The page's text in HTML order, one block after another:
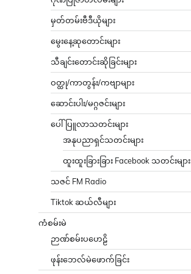
မှတ်တမ်းဗီဒီယိုများ
မွေးနေ့ဆုတောင်းများ
သီချင်းတောင်းဆိုခြင်းများ
ဝတ္ထု/ကာတွန်း/ကဗျာများ
ဆောင်းပါး/မဂ္ဂဇင်းများ
ပေါ်ပြူလာသတင်းများ
အနုပညာရှင်သတင်းများ
ထူးထူးခြားခြား Facebook သတင်းများ
သဇင် FM Radio
Tiktok ဆယ်လီများ
ကံစမ်းမဲ
ဉာဏ်စမ်းပဟေဠိ
ဖုန်းဘေလ်မဲဖောက်ခြင်း